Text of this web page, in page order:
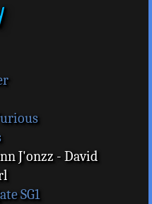
J'onzz - David
SG1